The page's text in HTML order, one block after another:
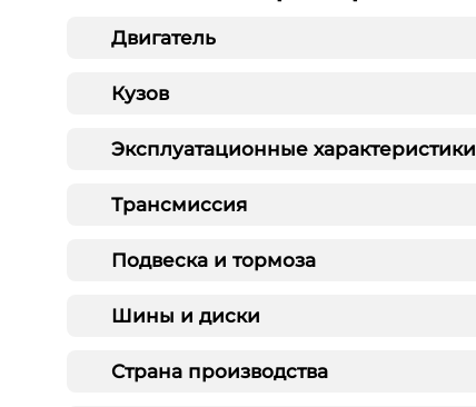
Двигатель
Кузов
Эксплуатационные характеристики
Трансмиссия
Подвеска и тормоза
Шины и диски
Страна производства